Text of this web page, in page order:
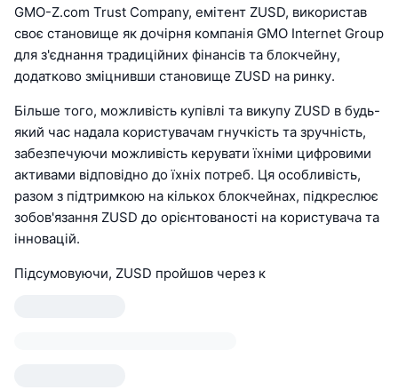
GMO-Z.com Trust Company, емітент ZUSD, використав
своє становище як дочірня компанія GMO Internet Group
для з'єднання традиційних фінансів та блокчейну,
додатково зміцнивши становище ZUSD на ринку.
Більше того, можливість купівлі та викупу ZUSD в будь-
який час надала користувачам гнучкість та зручність,
забезпечуючи можливість керувати їхніми цифровими
активами відповідно до їхніх потреб. Ця особливість,
разом з підтримкою на кількох блокчейнах, підкреслює
зобов'язання ZUSD до орієнтованості на користувача та
інновацій.
Підсумовуючи, ZUSD пройшов через к